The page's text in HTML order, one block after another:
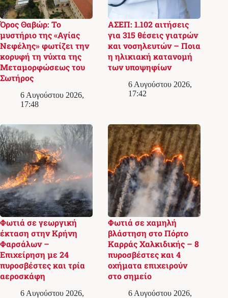
Όρος Θαβώρ: Το
μυστήριο της «Αγίας
Νεφέλης» φωτίζει την
κορυφή τη νύχτα της
Μεταμορφώσεως του
Σωτήρος
6 Αυγούστου 2026,
17:48
ΑΣΕΠ: 1.102 αιτήσεις
για 315 θέσεις γιατρών
και νοσηλευτών – Ποια
η ηλικιακή κατανομή
των υποψηφίων
6 Αυγούστου 2026,
17:42
Φωτιά σε γεωργική
έκταση στην Κρήνη
Φαρσάλων –
Επιχείρηση με 24
πυροσβέστες και τρία
αεροσκάφη
6 Αυγούστου 2026,
Φωτιά σε χαμηλή
βλάστηση στο Πόρτο
Καρράς Χαλκιδικής – 8
πυροσβέστες και 4
οχήματα επιχειρούν
στο σημείο
6 Αυγούστου 2026,